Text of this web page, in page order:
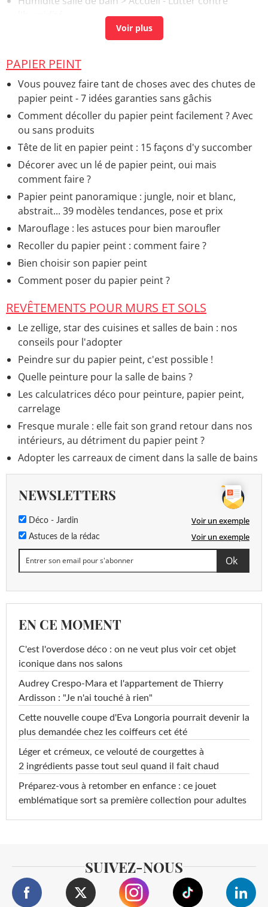
Photo salle de bain petite surface
Fabriquer un absorbeur d'humidité maison : les
solutions simples et efficaces
> Accueil - Lutter contre
l'humidité
Papier peint dans la cuisine
> Accueil - Papier peint
PAPIER PEINT
Vous pouvez faire tant de choses avec des chutes de
papier peint - 7 idées garanties sans gâchis
Comment décoller du papier peint facilement ? Avec
ou sans produits
Tête de lit en papier peint : 15 façons d'y succomber
Décorer avec un lé de papier peint, oui mais
comment faire ?
Papier peint panoramique : jungle, noir et blanc,
abstrait... 39 modèles tendances, pose et prix
Marouflage : les astuces pour bien maroufler
Recoller du papier peint : comment faire ?
Bien choisir son papier peint
Comment poser du papier peint ?
REVÊTEMENTS POUR MURS ET SOLS
Le zellige, star des cuisines et salles de bain : nos
conseils pour l'adopter
Peindre sur du papier peint, c'est possible !
Quelle peinture pour la salle de bains ?
Les calculatrices déco pour peinture, papier peint,
carrelage
Fresque murale : elle fait son grand retour dans nos
intérieurs, au détriment du papier peint ?
Adopter les carreaux de ciment dans la salle de bains
NEWSLETTERS
Déco - Jardin Voir un exemple
Astuces de la rédac Voir un exemple
EN CE MOMENT
C'est l'overdose déco : on ne veut plus voir cet objet
iconique dans nos salons
Audrey Crespo-Mara et l'appartement de Thierry
Ardisson : "Je n'ai touché à rien"
Cette nouvelle coupe d'Eva Longoria pourrait devenir la
plus demandée chez les coiffeurs cet été
Léger et crémeux, ce velouté de courgettes à
2 ingrédients passe tout seul quand il fait chaud
Préparez-vous à retomber en enfance : ce jouet
emblématique sort sa première collection pour adultes
SUIVEZ-NOUS